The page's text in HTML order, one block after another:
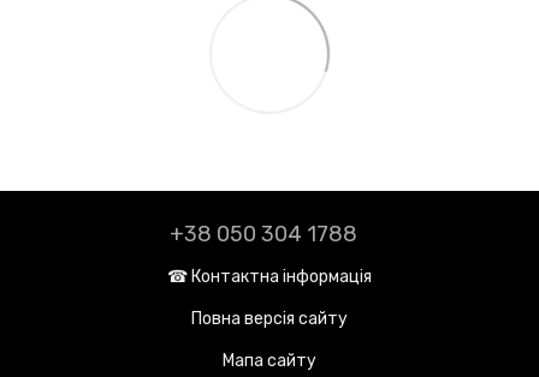
+38 050 304 1788
☎︎ Контактна інформація
Повна версія сайту
Мапа сайту